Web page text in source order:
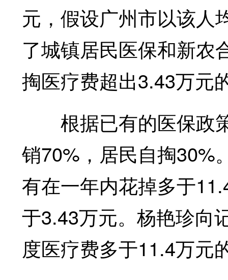
元，假设广州市以该人
了城镇居民医保和新农
掏医疗费超出3.43万元
根据已有的医保政
销70%，居民自掏30%
有在一年内花掉多于
于3.43万元。杨艳珍向
度医疗费多于11.4万元